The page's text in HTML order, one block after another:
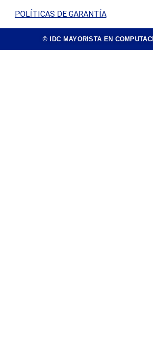
POLÍTICAS DE GARANTÍA
© IDC MAYORISTA EN